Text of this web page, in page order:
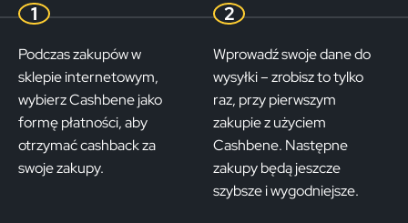
1
Podczas zakupów w
sklepie internetowym,
wybierz Cashbene jako
formę płatności, aby
otrzymać cashback za
swoje zakupy.
2
Wprowadź swoje dane do
wysyłki – zrobisz to tylko
raz, przy pierwszym
zakupie z użyciem
Cashbene. Następne
zakupy będą jeszcze
szybsze i wygodniejsze.